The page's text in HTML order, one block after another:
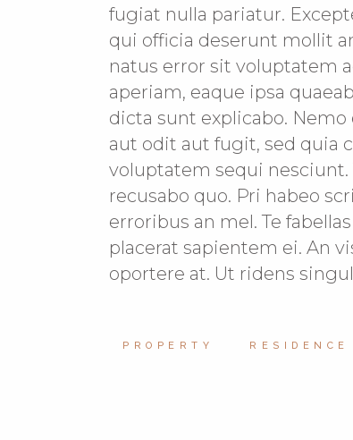
fugiat nulla pariatur.
qui officia deserunt mollit
natus error sit voluptatem
aperiam, eaque ipsa
dicta sunt explicabo.
aut odit aut fugit, sed quia
voluptatem sequi
recusabo quo. Pri habeo
erroribus an mel. Te
placerat sapientem ei. An
oportere at. Ut ridens
PROPERTY RESIDENCE